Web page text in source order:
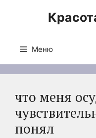
Меню
что меня
понял